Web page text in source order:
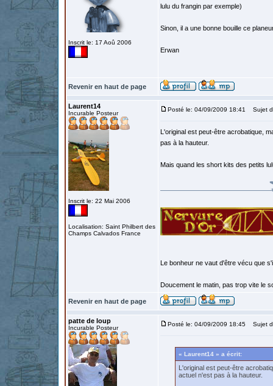
Inscrit le: 17 Aoû 2006
lulu du frangin par exemple)
Sinon, il a une bonne bouille ce
Erwan
Revenir en haut de page
Laurent14
Incurable Posteur
Inscrit le: 22 Mai 2006
Localisation: Saint Philbert des
Champs Calvados France
Posté le: 04/09/2009 18:41 Sujet
L'original est peut-être acrobatique,
pas à la hauteur.
Mais quand les short kits des petits
Le bonheur ne vaut d'être vécu que
Doucement le matin, pas trop vite le
Revenir en haut de page
patte de loup
Incurable Posteur
Posté le: 04/09/2009 18:45 Sujet
« Laurent14 » a écrit:
L'original est peut-être
actuel n'est pas à la hauteur.